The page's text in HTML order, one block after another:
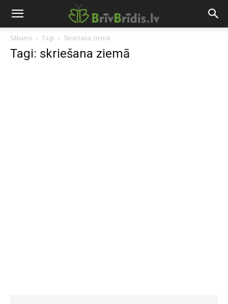
Sākums Tagi Skriešana ziemā
Tagi: skriešana ziemā